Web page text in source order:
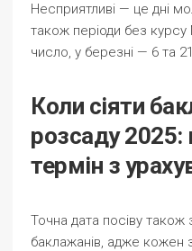
Несприятливі — це дні
також періоди без
число, у березні — 6 та
Коли сіяти
розсаду 2025:
термін з
Точна дата посіву також
баклажанів, адже кожен